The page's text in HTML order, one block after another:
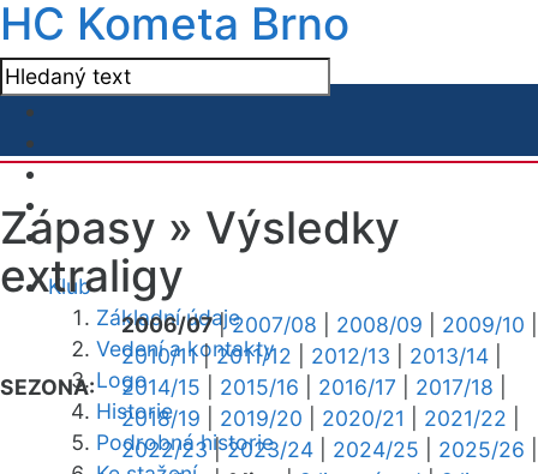
HC Kometa Brno
Klub
Základní údaje
Vedení a kontakty
Logo
Historie
Podrobná historie
Zápasy » Výsledky
extraligy
SEZONA:
2006/07|2007/08 2008/09 2009/10
2010/11|2011/12 2012/13 2013/14
2014/15
2015/16 2016/17 2017/18
2018/19
2019/20 2020/21 2021/22
2022/23|2023/24 2024/25 2025/26